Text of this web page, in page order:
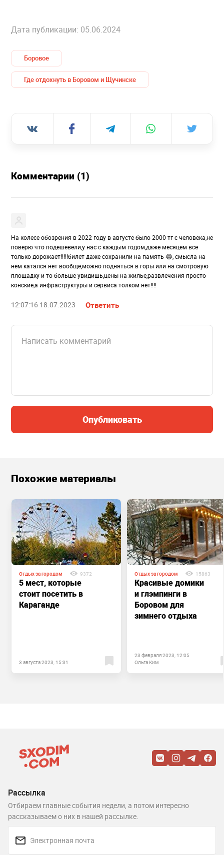
Дата публикации: 05.06.2024
Боровое
Где отдохнуть в Боровом и Щучинске
Комментарии (1)
На колесе обозрения в 2022 году в августе было 2000 тг с человека,не
поверю что подешевели,у нас с каждым годом,даже месяцем все
только дорожает!!!!!билет даже сохранили на память 😂, смысла на
нем катался нет вообще,можно подняться в горы или на смотровую
площадку и то больше увидишь,цены на жилье,развлечения просто
конские,а инфраструктуры и сервиса толком нет!!!!
12:07:16 18.07.2023 Ответить
Опубликовать
Похожие материалы
Отдых за городом 9372
5 мест, которые
стоит посетить в
Караганде
3 августа 2023, 15:31
Отдых за городом 15863
Красивые домики
и глэмпинги в
Боровом для
зимнего отдыха
23 февраля 2023, 12:05
Ольга Ким
Рассылка
Отбираем главные события недели, а потом интересно
рассказываем о них в нашей рассылке.